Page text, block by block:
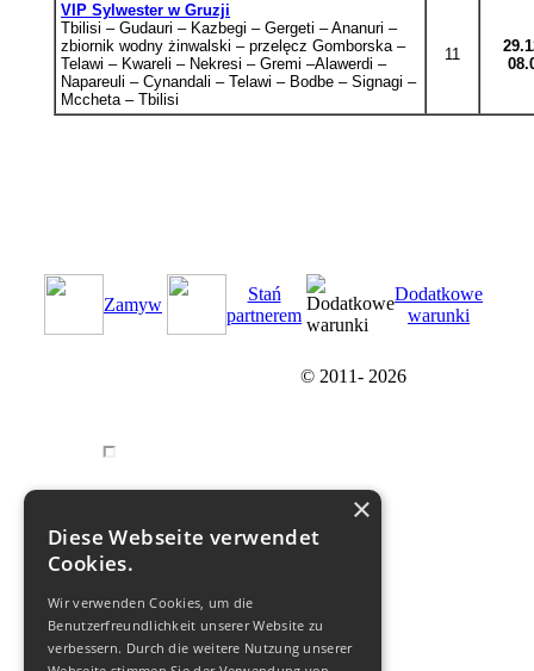
VIP Sylwester w Gruzji
Tbilisi – Gudauri – Kazbegi – Gergeti – Ananuri –
zbiornik wodny żinwalski – przelęcz Gomborska –
Telawi – Kwareli – Nekresi – Gremi –Alawerdi –
Napareuli – Cynandali – Telawi – Bodbe – Signagi –
Mccheta – Tbilisi
11
Zamуw
Stań
partnerem
Dodatkowe
warunki
© 2011- 2026
×
Diese Webseite verwendet
Cookies.
Wir verwenden Cookies, um die
Benutzerfreundlichkeit unserer Website zu
verbessern. Durch die weitere Nutzung unserer